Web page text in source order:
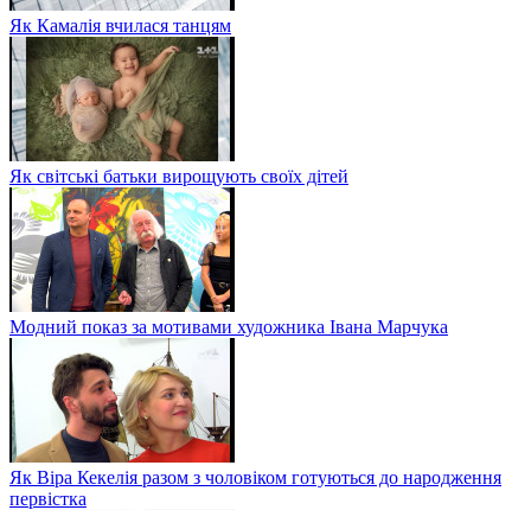
Як Камалія вчилася танцям
Як світські батьки вирощують своїх дітей
Модний показ за мотивами художника Івана Марчука
Як Віра Кекелія разом з чоловіком готуються до народження
первістка